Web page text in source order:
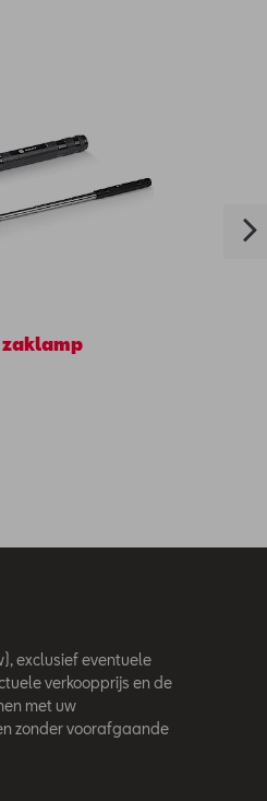
exclusief eventuele
verkoopprijs en de
met uw
zonder voorafgaande